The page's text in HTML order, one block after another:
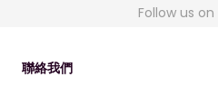
Follow us on
聯絡我們